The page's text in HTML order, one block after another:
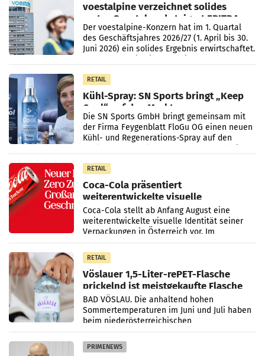
voestalpine verzeichnet solides
erstes Quartal und steigert EBITDA
Der voestalpine-Konzern hat im 1. Quartal
des Geschäftsjahres 2026/27 (1. April bis 30.
Juni 2026) ein solides Ergebnis erwirtschaftet.
RETAIL
Kühl-Spray: SN Sports bringt „Keep
Cool“ auf den Markt
Die SN Sports GmbH bringt gemeinsam mit
der Firma Feygenblatt FloGu OG einen neuen
Kühl- und Regenerations-Spray auf den
RETAIL
Coca-Cola präsentiert
weiterentwickelte visuelle
Markenidentität
Coca-Cola stellt ab Anfang August eine
weiterentwickelte visuelle Identität seiner
Verpackungen in Österreich vor. Im
Mittelpunkt des Redesigns stehen zentrale
Gestaltungselemente
RETAIL
Vöslauer 1,5-Liter-rePET-Flasche
prickelnd ist meistgekaufte Flasche
Österreichs
BAD VÖSLAU. Die anhaltend hohen
Sommertemperaturen im Juni und Juli haben
beim niederösterreichischen
Getränkehersteller Vöslauer zu deutlichen
Absatzzuwächsen geführt. Während
PRIMENEWS